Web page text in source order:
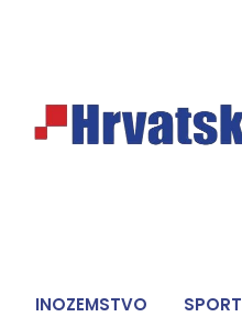
INOZEMSTVO SPORT